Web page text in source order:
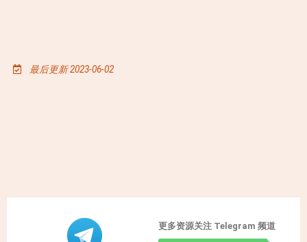
最后更新 2023-06-02
更多资源关注 Telegram 频道